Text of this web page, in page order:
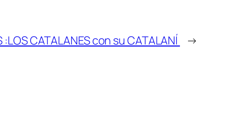
:LOS CATALANES con su CATALANÍ →